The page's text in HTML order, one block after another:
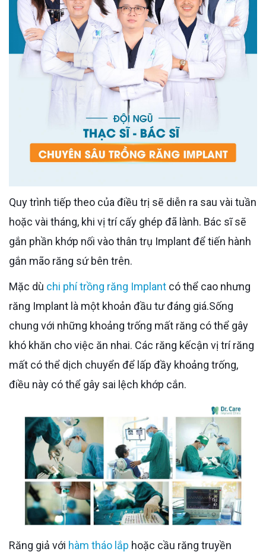
Quy trình tiếp theo của điều trị sẽ diễn ra sau vài tuần
hoặc vài tháng, khi vị trí cấy ghép đã lành. Bác sĩ sẽ
gắn phần khớp nối vào thân trụ Implant để tiến hành
gắn mão răng sứ bên trên.
Mặc dù chi phí trồng răng Implant có thể cao nhưng
răng Implant là một khoản đầu tư đáng giá.Sống
chung với những khoảng trống mất răng có thể gây
khó khăn cho việc ăn nhai. Các răng kếcận vị trí răng
mất có thể dịch chuyển để lấp đầy khoảng trống,
điều này có thể gây sai lệch khớp cắn.
Răng giả với hàm tháo lắp hoặc cầu răng truyền